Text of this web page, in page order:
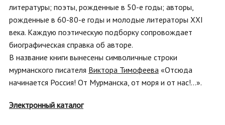
литературы; поэты, рожденные в 50-е годы; авторы,
рожденные в 60-80-е годы и молодые литераторы XXI
века. Каждую поэтическую подборку сопровождает
биографическая справка об авторе.
В название книги вынесены символичные строки
мурманского писателя Виктора Тимофеева «Отсюда
начинается Россия! От Мурманска, от моря и от нас!...».
Электронный каталог